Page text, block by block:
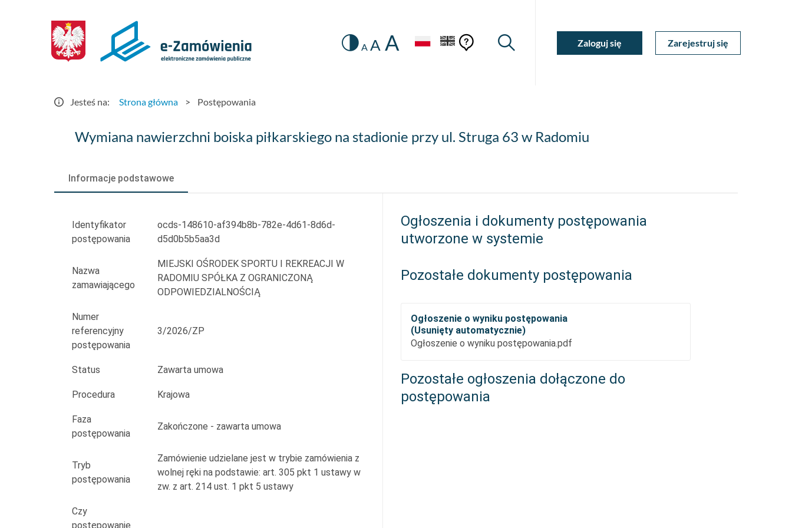
Postępowania
HEADER.SETTINGS_SR
Zmiana
A A A
Pomoc
PomocWyszukiwarka
MojeZaloguj się Zarejestruj się
Jesteś na: Strona główna > Postępowania
Wymiana
boiska
piłkarskiego
na
stadionie
przy
ul.
Struga
63
Radomiu
Wymiana nawierzchni boiska piłkarskiego na stadionie przy ul. Struga 63 w Radomiu
Informacje podstawowe
Identyfikator
postępowania
ocds-148610-af394b8b-782e-4d61-8d6d-
d5d0b5b5aa3d
Nazwa
zamawiającego
MIEJSKI OŚRODEK SPORTU I REKREACJI W
RADOMIU SPÓŁKA Z OGRANICZONĄ
ODPOWIEDZIALNOŚCIĄ
Numer
referencyjny
postępowania
3/2026/ZP
Status Zawarta umowa
Procedura Krajowa
Faza
postępowania
Zakończone - zawarta umowa
Tryb
postępowania
Zamówienie udzielane jest w trybie zamówienia z
wolnej ręki na podstawie: art. 305 pkt 1 ustawy w
zw. z art. 214 ust. 1 pkt 5 ustawy
Czy
postępowanie
Ogłoszenia i dokumenty postępowania
utworzone w systemie
Pozostałe dokumenty postępowania
Ogłoszenie o wyniku postępowania
(Usunięty automatycznie)
Ogłoszenie o wyniku postępowania.pdf
Pozostałe ogłoszenia dołączone do
postępowania